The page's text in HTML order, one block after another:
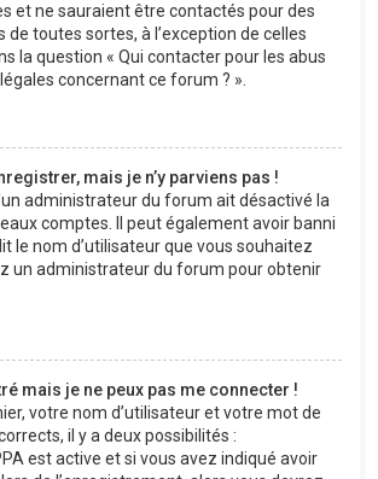
et ne sauraient être contactés pour des
de toutes sortes, à l’exception de celles
la question « Qui contacter pour les abus
concernant ce forum ? ».
mais je n’y parviens pas !
administrateur du forum ait désactivé la
comptes. Il peut également avoir banni
le nom d’utilisateur que vous souhaitez
un administrateur du forum pour obtenir
mais je ne peux pas me connecter !
votre nom d’utilisateur et votre mot de
il y a deux possibilités :
est active et si vous avez indiqué avoir